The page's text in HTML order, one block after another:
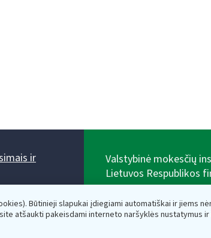
Būtinieji slapukai įdiegiami automatiškai ir jiems
atšaukti pakeisdami interneto naršyklės nustatymus
ir
15.45.
val. - 12.00 val.
Valstybinė mokesčių
Lietuvos Respublikos
adresas: Vasario 16-osios g. 14,
el.paštas:vmi@vmi.lt, E.